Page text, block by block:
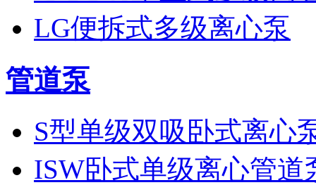
LG便拆式多级离心泵
管道泵
S型单级双吸卧式离心
ISW卧式单级离心管道